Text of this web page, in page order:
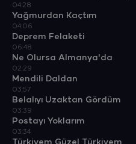
04:28
Yağmurdan Kaçtım
04:06
Deprem Felaketi
06:48
Ne Olursa Almanya'da
02:29
Mendili Daldan
03:57
Belalıyı Uzaktan Gördüm
03:39
Postayı Yoklarım
03:34